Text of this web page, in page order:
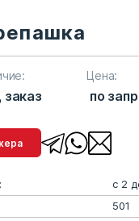
Цена:
по
с 2
501